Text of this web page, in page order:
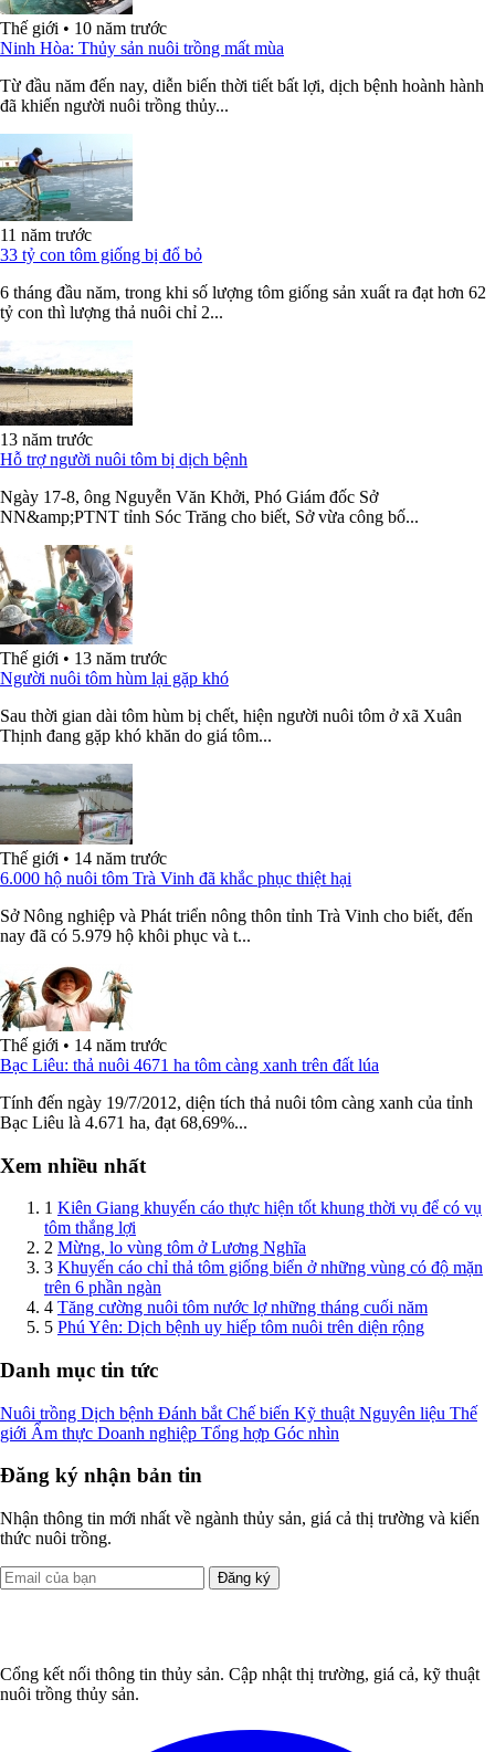
Thế giới • 10 năm trước
Ninh Hòa: Thủy sản nuôi trồng mất mùa
Từ đầu năm đến nay, diễn biến thời tiết bất lợi, dịch bệnh hoành hành
đã khiến người nuôi trồng thủy...
11 năm trước
33 tỷ con tôm giống bị đổ bỏ
6 tháng đầu năm, trong khi số lượng tôm giống sản xuất ra đạt hơn 62
tỷ con thì lượng thả nuôi chỉ 2...
13 năm trước
Hỗ trợ người nuôi tôm bị dịch bệnh
Ngày 17-8, ông Nguyễn Văn Khởi, Phó Giám đốc Sở
NN&amp;PTNT tỉnh Sóc Trăng cho biết, Sở vừa công bố...
Thế giới • 13 năm trước
Người nuôi tôm hùm lại gặp khó
Sau thời gian dài tôm hùm bị chết, hiện người nuôi tôm ở xã Xuân
Thịnh đang gặp khó khăn do giá tôm...
Thế giới • 14 năm trước
6.000 hộ nuôi tôm Trà Vinh đã khắc phục thiệt hại
Sở Nông nghiệp và Phát triển nông thôn tỉnh Trà Vinh cho biết, đến
nay đã có 5.979 hộ khôi phục và t...
Thế giới • 14 năm trước
Bạc Liêu: thả nuôi 4671 ha tôm càng xanh trên đất lúa
Tính đến ngày 19/7/2012, diện tích thả nuôi tôm càng xanh của tỉnh
Bạc Liêu là 4.671 ha, đạt 68,69%...
Xem nhiều nhất
1 Kiên Giang khuyến cáo thực hiện tốt khung thời vụ để có vụ
tôm thắng lợi
2 Mừng, lo vùng tôm ở Lương Nghĩa
3 Khuyến cáo chỉ thả tôm giống biển ở những vùng có độ mặn
trên 6 phần ngàn
4 Tăng cường nuôi tôm nước lợ những tháng cuối năm
5 Phú Yên: Dịch bệnh uy hiếp tôm nuôi trên diện rộng
Danh mục tin tức
Nuôi trồng Dịch bệnh Đánh bắt Chế biến Kỹ thuật Nguyên liệu Thế
giới Ẩm thực Doanh nghiệp Tổng hợp Góc nhìn
Đăng ký nhận bản tin
Nhận thông tin mới nhất về ngành thủy sản, giá cả thị trường và kiến
thức nuôi trồng.
Đăng ký
Cổng kết nối thông tin thủy sản. Cập nhật thị trường, giá cả, kỹ thuật
nuôi trồng thủy sản.